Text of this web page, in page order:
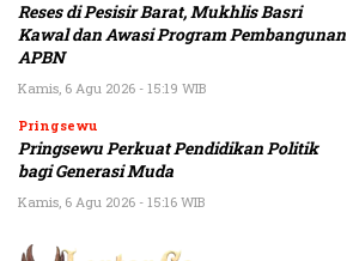
Reses di Pesisir Barat, Mukhlis Basri
Kawal dan Awasi Program Pembangunan
APBN
Kamis, 6 Agu 2026 - 15:19 WIB
Pringsewu
Pringsewu Perkuat Pendidikan Politik
bagi Generasi Muda
Kamis, 6 Agu 2026 - 15:16 WIB